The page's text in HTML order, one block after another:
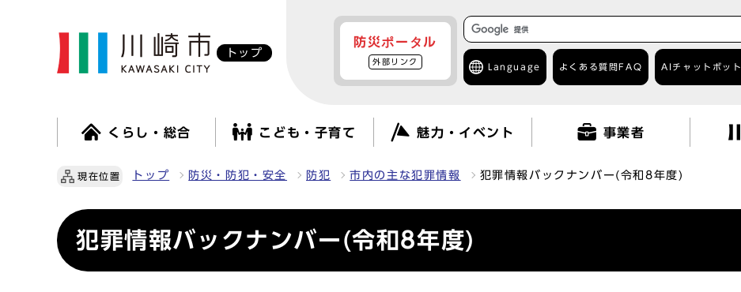
トップ
防災ポータル
外部リンク
Language よくある質問 FAQ AIチャットボット
くらし・総合 こども・子育て 魅力・イベント 事業者
現在位置 トップ 防災・防犯・安全 防犯 市内の主な犯罪情報 犯罪情報バックナンバー(令和8年度)
犯罪情報バックナンバー(令和8年度)